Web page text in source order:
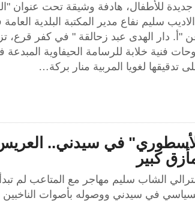
للأطفال، هادفة وشيقة تحت عنوان
سليم نفاع مدير المكتبة البلدية
دار الهدى عبد زحالقة " في كفر قرع،
فنية خلابة للرسامة الحيفاوية المبدعة
تدقيقها لغويا المربية منار بركة…
في سيدني..
كبير
الشاب سليم مهاجر مع المتاعب لم
في سيدني ووصوله بأصوات الناخبين